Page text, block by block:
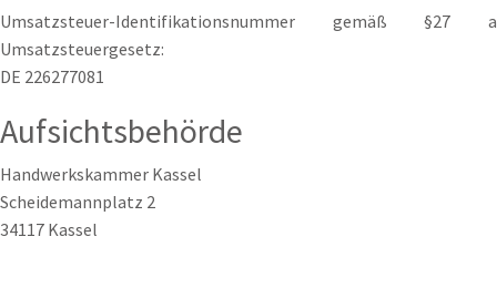
Umsatzsteuer-Identifikationsnummer gemäß §27 a
Umsatzsteuergesetz:
DE 226277081
Aufsichtsbehörde
Handwerkskammer Kassel
Scheidemannplatz 2
34117 Kassel